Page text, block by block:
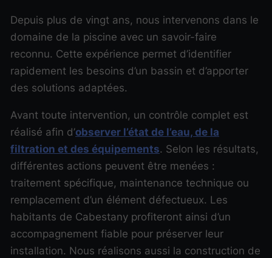
Depuis plus de vingt ans, nous intervenons dans le
domaine de la piscine avec un savoir-faire
reconnu. Cette expérience permet d’identifier
rapidement les besoins d’un bassin et d’apporter
des solutions adaptées.
Avant toute intervention, un contrôle complet est
réalisé afin d’observer l’état de l’eau, de la
filtration et des équipements. Selon les résultats,
différentes actions peuvent être menées :
traitement spécifique, maintenance technique ou
remplacement d’un élément défectueux. Les
habitants de Cabestany profiteront ainsi d’un
accompagnement fiable pour préserver leur
installation. Nous réalisons aussi la construction de